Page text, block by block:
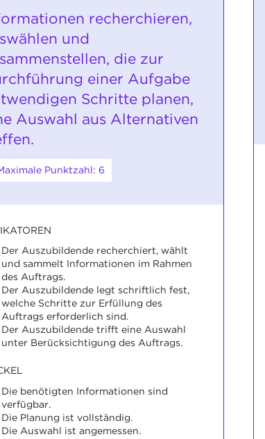
recherchieren,
und
die zur
einer Aufgabe
Schritte planen,
Auswahl aus Alternativen
Punktzahl: 6
Der Auszubildende recherchiert, wählt
und sammelt Informationen im Rahmen
des Auftrags.
Der Auszubildende legt schriftlich fest,
welche Schritte zur Erfüllung des
Auftrags erforderlich sind.
Der Auszubildende trifft eine Auswahl
unter Berücksichtigung des Auftrags.
Die benötigten Informationen sind
verfügbar.
Die Planung ist vollständig.
Die Auswahl ist angemessen.